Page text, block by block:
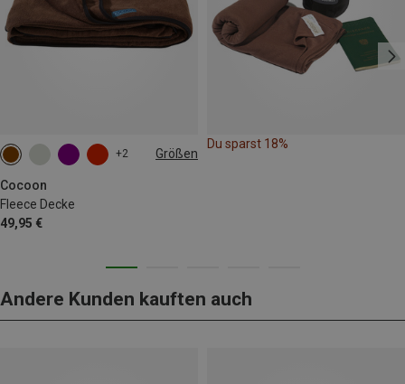
+2 Größen
Cocoon
Fleece Decke
49,95 €
ONE SIZE
Du sparst 18%
Andere Kunden kauften auch